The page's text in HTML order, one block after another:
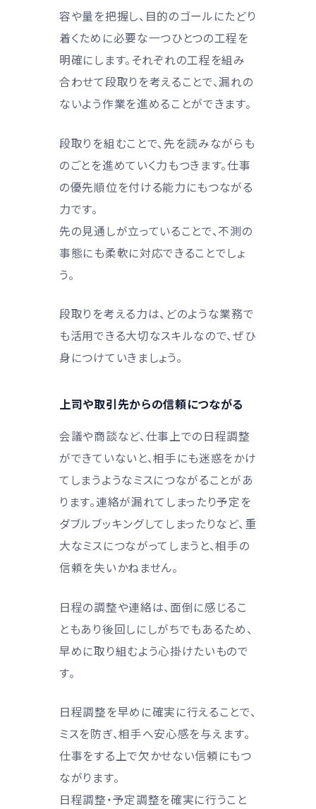
容や量を把握し、目的のゴールにたどり
着くために必要な一つひとつの工程を
明確にします。それぞれの工程を組み
合わせて段取りを考えることで、漏れの
ないよう作業を進めることができます。
段取りを組むことで、先を読みながらも
のごとを進めていく力もつきます。仕事
の優先順位を付ける能力にもつながる
力です。
先の見通しが立っていることで、不測の
事態にも柔軟に対応できることでしょ
う。
段取りを考える力は、どのような業務で
も活用できる大切なスキルなので、ぜひ
身につけていきましょう。
上司や取引先からの信頼につながる
会議や商談など、仕事上での日程調整
ができていないと、相手にも迷惑をかけ
てしまうようなミスにつながることがあ
ります。連絡が漏れてしまったり予定を
ダブルブッキングしてしまったりなど、重
大なミスにつながってしまうと、相手の
信頼を失いかねません。
日程の調整や連絡は、面倒に感じるこ
ともあり後回しにしがちでもあるため、
早めに取り組むよう心掛けたいもので
す。
日程調整を早めに確実に行えることで、
ミスを防ぎ、相手へ安心感を与えます。
仕事をする上で欠かせない信頼にもつ
ながります。
日程調整・予定調整を確実に行うこと